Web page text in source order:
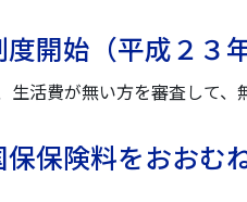
開始（平成２３
生活費が無い方を審査して、
保険料をおおむ